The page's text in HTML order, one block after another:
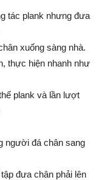
tác plank nhưng đưa
xuống sàng nhà.
thực hiện nhanh như
plank và lần lượt
người đá chân sang
đưa chân phải lên